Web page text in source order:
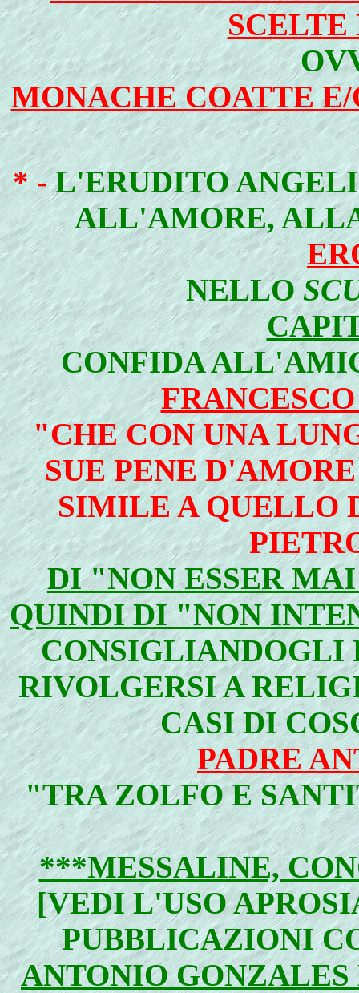
MONACHE COATTE
* -L'ERUDITO
ALL'AMORE,
NELLO
CONFIDA
"CHE CON UNA
SUE PENE
SIMILE A QUELLO
DI "NON ESSER
QUINDI DI "NON
CONSIGLIANDOGLI
RIVOLGERSI A
CASI DI
PADRE
"TRA ZOLFO E
***MESSALINE,
[VEDI L'USO
PUBBLICAZIONI
ANTONIO GONZALES